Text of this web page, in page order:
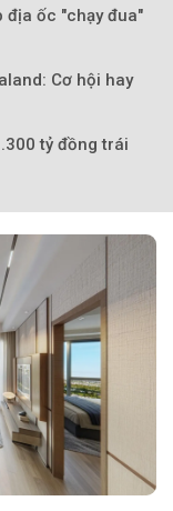
địa ốc "chạy đua"
Cơ hội hay
tỷ đồng trái